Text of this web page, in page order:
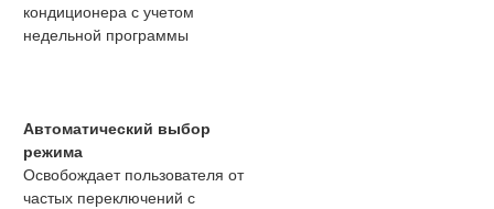
кондиционера с учетом
недельной программы
Автоматический выбор
режима
Освобождает пользователя от
частых переключений с